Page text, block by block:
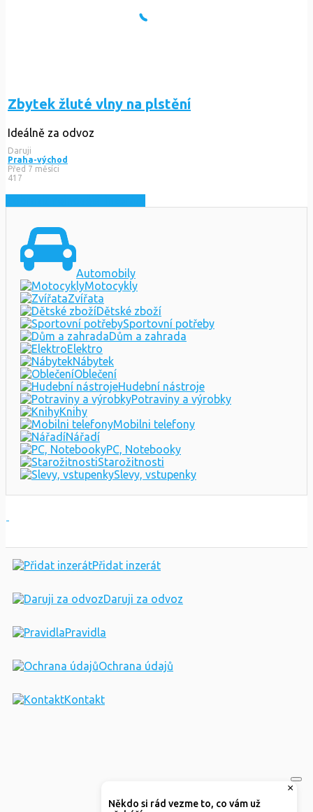
Zbytek žluté vlny na plstění
Ideálně za odvoz
Daruji
Praha-východ
Před 7 měsíci
417
×
Někdo si rád vezme to, co vám už
Automobily
Motocykly
Zvířata
Dětské zboží
Sportovní potřeby
Dům a zahrada
Elektro
Nábytek
Oblečení
Hudební nástroje
Potraviny a výrobky
Knihy
Mobilni telefony
Nářadí
PC, Notebooky
Starožitnosti
Slevy, vstupenky
Přidat inzerát
Daruji za odvoz
Pravidla
Ochrana údajů
Kontakt